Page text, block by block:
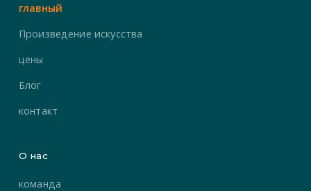
главный
Произведение искусства
цены
Блог
контакт
О нас
команда